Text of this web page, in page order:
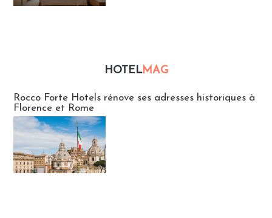
HOTELMAG
Rocco Forte Hotels rénove ses adresses historiques à
Florence et Rome